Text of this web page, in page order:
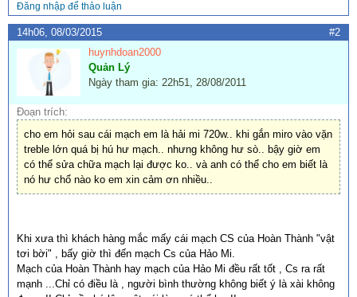
Đăng nhập để thảo luận
14h06, 08/03/2015
#2
huynhdoan2000
Quản Lý
Ngày tham gia: 22h51, 28/08/2011
Đoạn trích:
cho em hỏi sau cái mạch em là hải mi 720w.. khi gắn miro vào vặn
treble lớn quá bị hú hư mạch.. nhưng không hư sò.. bậy giờ em
có thể sửa chữa mạch lại được ko.. và anh có thể cho em biết là
nó hư chổ nào ko em xin cảm ơn nhiều..
Khi xưa thì khách hàng mắc mấy cái mạch CS của Hoàn Thành "vật
tơi bời" , bấy giờ thì đến mạch Cs của Hảo Mi.
Mạch của Hoàn Thành hay mạch của Hảo Mi đều rất tốt , Cs ra rất
mạnh ...Chỉ có điều là , người bình thường không biết ý là xài không